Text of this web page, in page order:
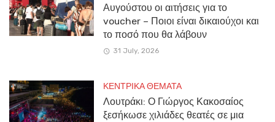
Αυγούστου οι αιτήσεις για το
voucher – Ποιοι είναι δικαιούχοι και
το ποσό που θα λάβουν
31 July, 2026
ΚΕΝΤΡΙΚΑ ΘΕΜΑΤΑ
Λουτράκι: Ο Γιώργος Κακοσαίος
ξεσήκωσε χιλιάδες θεατές σε μια